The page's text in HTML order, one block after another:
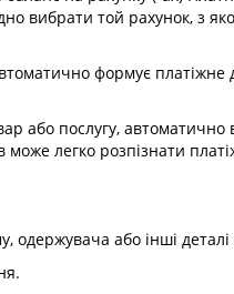
вибрати той рахунок, з
формує
або послугу,
легко розпізнати
або інші деталі